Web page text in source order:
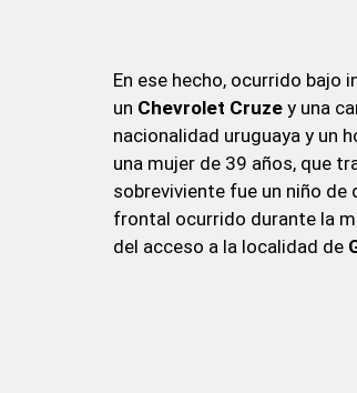
En ese hecho, ocurrido
un Chevrolet Cruze y una
nacionalidad uruguaya y un
una mujer de 39 años, que
sobreviviente fue un niño
frontal ocurrido durante la
del acceso a la localidad de